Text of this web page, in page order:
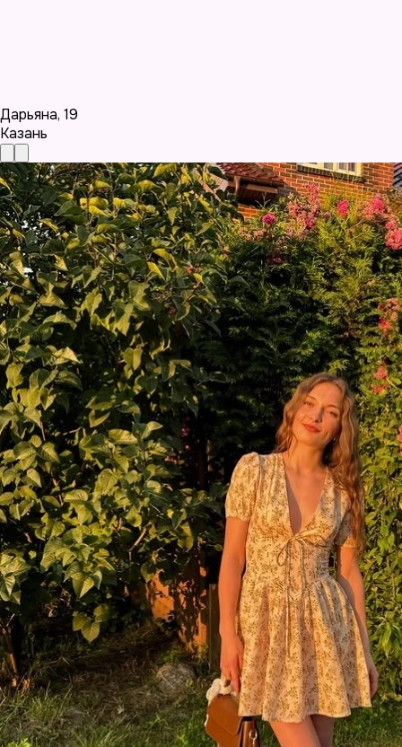
Дарьяна, 19
Казань